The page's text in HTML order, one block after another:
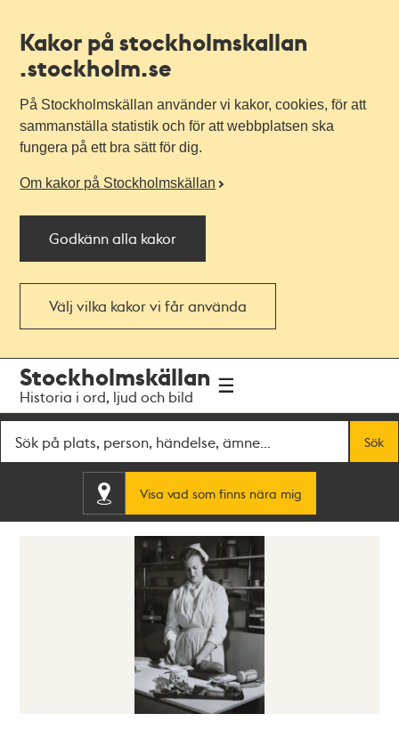
Kakor på stockholmskallan
.stockholm.se
På Stockholmskällan använder vi kakor, cookies, för att
sammanställa statistik och för att webbplatsen ska
fungera på ett bra sätt för dig.
Om kakor på Stockholmskällan
Godkänn alla kakor
Välj vilka kakor vi får använda
navigationen
huvudinnehållet
Stockholmskällan
Historia i ord, ljud och bild
Sök
Visa vad som finns nära mig